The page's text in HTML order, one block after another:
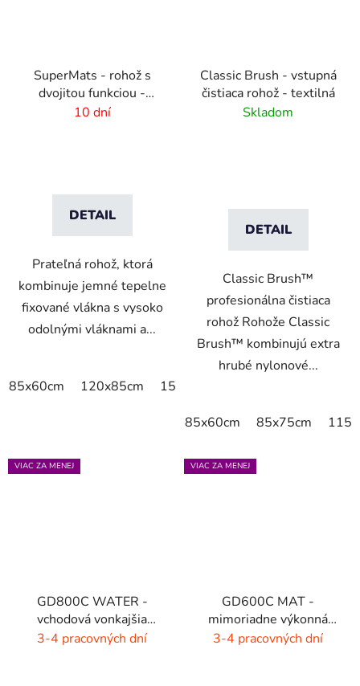
SuperMats - rohož s
dvojitou funkciou -
zoškrabanie a utretie
10 dní
DETAIL
Prateľná rohož, ktorá
kombinuje jemné tepelne
fixované vlákna s vysoko
odolnými vláknami a...
85x60cm 120x85cm 150x85cm
Classic Brush - vstupná
čistiaca rohož - textilná
Skladom
DETAIL
Classic Brush™
profesionálna čistiaca
rohož Rohože Classic
Brush™ kombinujú extra
hrubé nylonové...
85x60cm 85x75cm
VIAC ZA MENEJ
GD800C WATER -
vchodová vonkajšia
rohož - hnedá - čierna
3-4 pracovných dní
VIAC ZA MENEJ
GD600C MAT -
mimoriadne výkonná
čistiaca rohož - 9 farieb
3-4 pracovných dní